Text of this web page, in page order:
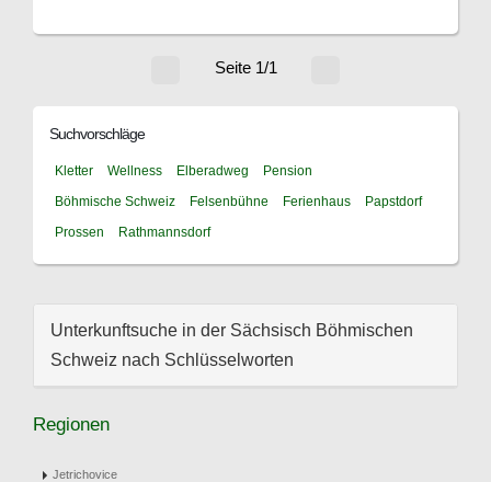
Seite 1/1
Suchvorschläge
Kletter Wellness Elberadweg
Pension
Böhmische Schweiz
Felsenbühne Ferienhaus
Papstdorf
Prossen
Rathmannsdorf
Unterkunftsuche in der Sächsisch Böhmischen
Schweiz nach Schlüsselworten
Regionen
Jetrichovice